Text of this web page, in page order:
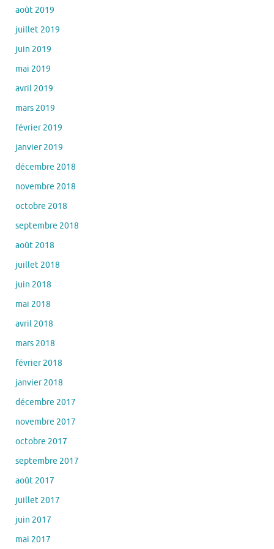
août 2019
juillet 2019
juin 2019
mai 2019
avril 2019
mars 2019
février 2019
janvier 2019
décembre 2018
novembre 2018
octobre 2018
septembre 2018
août 2018
juillet 2018
juin 2018
mai 2018
avril 2018
mars 2018
février 2018
janvier 2018
décembre 2017
novembre 2017
octobre 2017
septembre 2017
août 2017
juillet 2017
juin 2017
mai 2017